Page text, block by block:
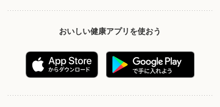
おいしい健康アプリを使おう